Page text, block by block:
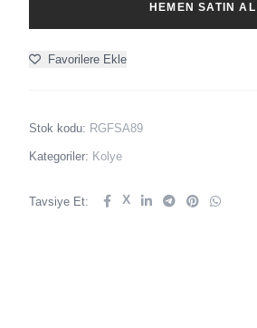
HEMEN SATIN AL
Favorilere Ekle
Stok kodu: RGFSA89
Kategoriler: Kolye
Tavsiye Et: X